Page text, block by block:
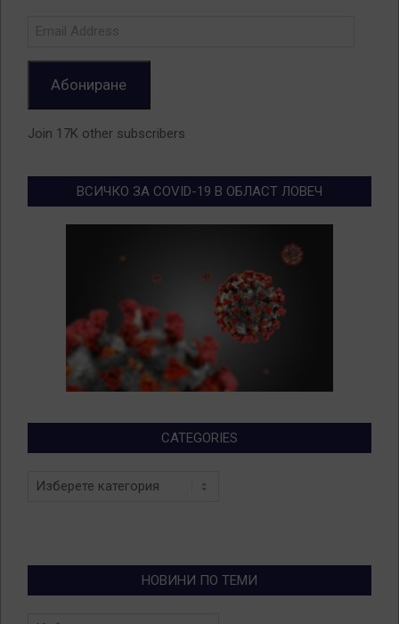
Абониране
Join 17K other subscribers
ВСИЧКО ЗА COVID-19 В ОБЛАСТ ЛОВЕЧ
CATEGORIES
Categories
НОВИНИ ПО ТЕМИ